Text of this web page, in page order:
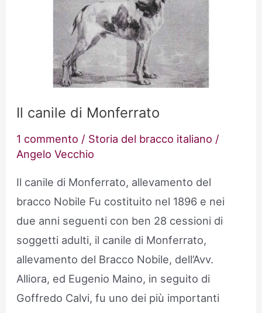
Beretta
Il canile di Monferrato
1 commento / Storia del bracco italiano /
Angelo Vecchio
Il canile di Monferrato, allevamento del
bracco Nobile Fu costituito nel 1896 e nei
due anni seguenti con ben 28 cessioni di
soggetti adulti, il canile di Monferrato,
allevamento del Bracco Nobile, dell’Avv.
Alliora, ed Eugenio Maino, in seguito di
Goffredo Calvi, fu uno dei più importanti